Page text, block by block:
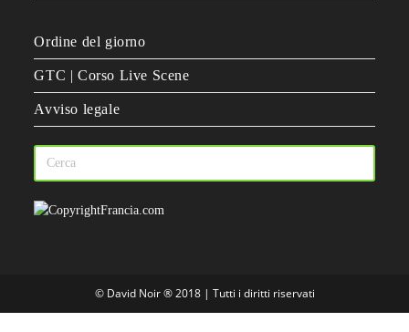
Ordine del giorno
GTC | Corso Live Scene
Avviso legale
© David Noir ® 2018 | Tutti i diritti riservati